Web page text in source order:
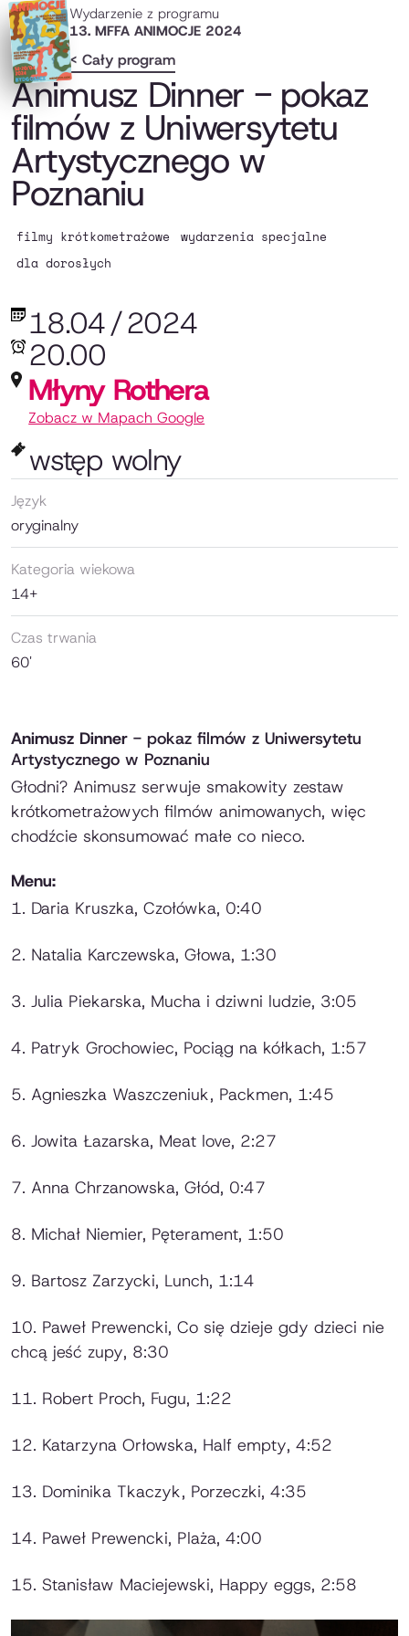
Wydarzenie z programu
13. MFFA ANIMOCJE 2024
< Cały program
Animusz Dinner - pokaz
filmów z Uniwersytetu
Artystycznego w
Poznaniu
filmy krótkometrażowe
wydarzenia specjalne
dla dorosłych
18.04/2024
20.00
Młyny Rothera
Zobacz w Mapach Google
wstęp wolny
Język
oryginalny
Kategoria wiekowa
14+
Czas trwania
60'
Animusz Dinner - pokaz filmów z Uniwersytetu
Artystycznego w Poznaniu
Głodni? Animusz serwuje smakowity zestaw
krótkometrażowych filmów animowanych, więc
chodźcie skonsumować małe co nieco.
Menu:
1. Daria Kruszka, Czołówka, 0:40
2. Natalia Karczewska, Głowa, 1:30
3. Julia Piekarska, Mucha i dziwni ludzie, 3:05
4. Patryk Grochowiec, Pociąg na kółkach, 1:57
5. Agnieszka Waszczeniuk, Packmen, 1:45
6. Jowita Łazarska, Meat love, 2:27
7. Anna Chrzanowska, Głód, 0:47
8. Michał Niemier, Pęterament, 1:50
9. Bartosz Zarzycki, Lunch, 1:14
10. Paweł Prewencki, Co się dzieje gdy dzieci nie
chcą jeść zupy, 8:30
11. Robert Proch, Fugu, 1:22
12. Katarzyna Orłowska, Half empty, 4:52
13. Dominika Tkaczyk, Porzeczki, 4:35
14. Paweł Prewencki, Plaża, 4:00
15. Stanisław Maciejewski, Happy eggs, 2:58